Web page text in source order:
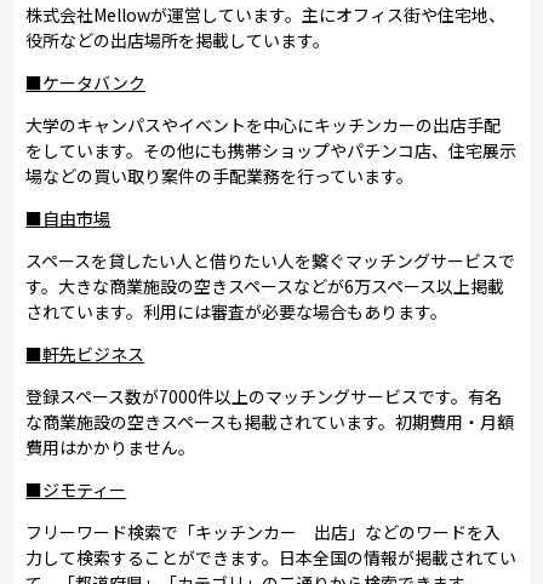
株式会社Mellowが運営しています。主にオフィス街や住宅地、
役所などの出店場所を掲載しています。
■ケータバンク
大学のキャンパスやイベントを中心にキッチンカーの出店手配
をしています。その他にも携帯ショップやパチンコ店、住宅展示
場などの買い取り案件の手配業務を行っています。
■自由市場
スペースを貸したい人と借りたい人を繋ぐマッチングサービスで
す。大きな商業施設の空きスペースなどが6万スペース以上掲載
されています。利用には審査が必要な場合もあります。
■軒先ビジネス
登録スペース数が7000件以上のマッチングサービスです。有名
な商業施設の空きスペースも掲載されています。初期費用・月額
費用はかかりません。
■ジモティー
フリーワード検索で「キッチンカー 出店」などのワードを入
力して検索することができます。日本全国の情報が掲載されてい